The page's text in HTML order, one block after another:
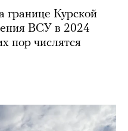
границе Курской
ВСУ в 2024
пор числятся